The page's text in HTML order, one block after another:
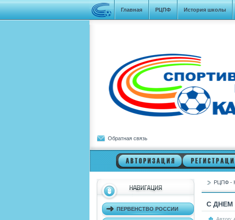
Главная РЦПФ История школы
Обратная связь
ПЕРВЕНСТВО РОССИИ
РЦПФ -
С ДНЕМ